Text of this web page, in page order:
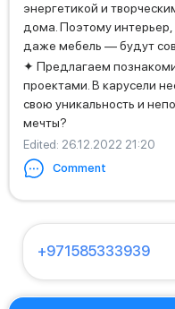
энергетикой и
дома. Поэтому интерьер,
даже мебель — будут
✦ Предлагаем
проектами. В карусели
свою уникальность и
мечты?
Edited: 26.12.2022 21:20
Comment
+971585333939